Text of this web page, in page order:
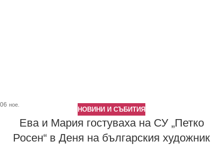
06 ное.
НОВИНИ И СЪБИТИЯ
Ева и Мария гостуваха на СУ „Петко
Росен“ в Деня на българския художник